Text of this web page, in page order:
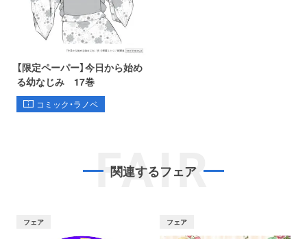
【限定ペーパー】今日から始め
る幼なじみ 17巻
コミック・ラノベ
FAIR
関連するフェア
フェア フェア